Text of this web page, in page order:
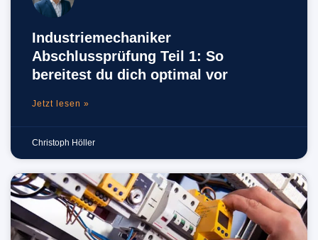
Industriemechaniker
Abschlussprüfung Teil 1: So
bereitest du dich optimal vor
Jetzt lesen »
Christoph Höller